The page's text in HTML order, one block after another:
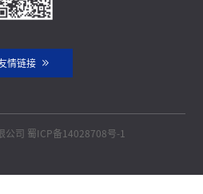
情链接
公司 蜀ICP备14028708号-1